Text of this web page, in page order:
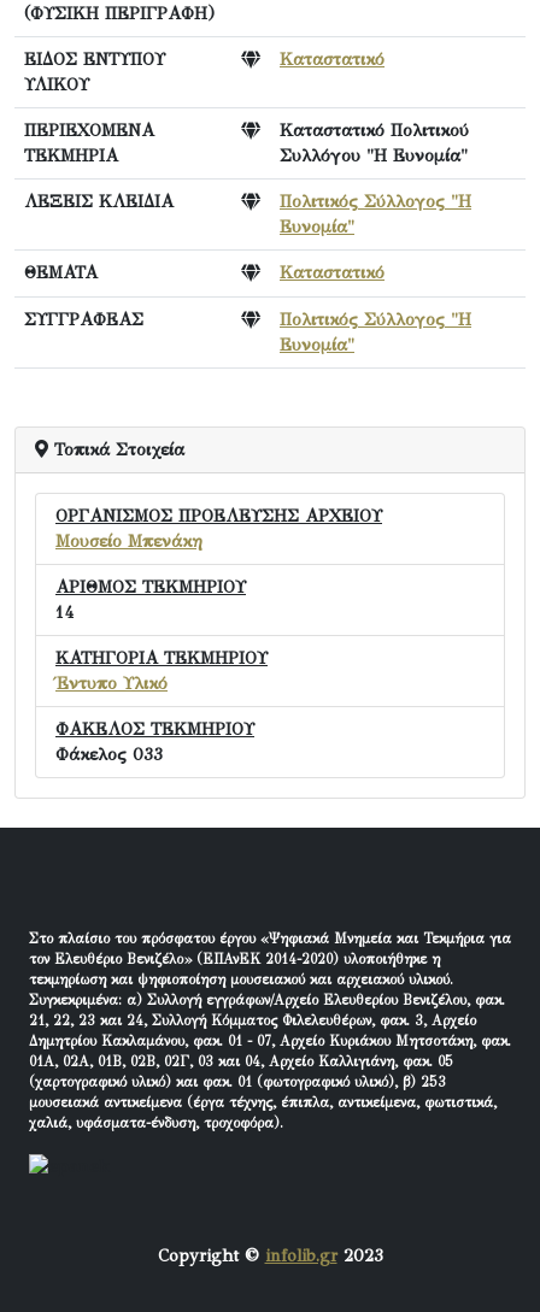
(ΦΥΣΙΚΗ ΠΕΡΙΓΡΑΦΗ)
ΕΙΔΟΣ ΕΝΤΥΠΟΥ
ΥΛΙΚΟΥ
Καταστατικό
ΠΕΡΙΕΧΟΜΕΝΑ
ΤΕΚΜΗΡΙΑ
Καταστατικό Πολιτικού
Συλλόγου "Η Ευνομία"
ΛΕΞΕΙΣ ΚΛΕΙΔΙΑ
Πολιτικός Σύλλογος "Η
Ευνομία"
ΘΕΜΑΤΑ Καταστατικό
ΣΥΓΓΡΑΦΕΑΣ
Πολιτικός Σύλλογος "Η
Ευνομία"
Τοπικά Στοιχεία
ΟΡΓΑΝΙΣΜΟΣ ΠΡΟΕΛΕΥΣΗΣ ΑΡΧΕΙΟΥ
Μουσείο Μπενάκη
ΑΡΙΘΜΟΣ ΤΕΚΜΗΡΙΟΥ
14
ΚΑΤΗΓΟΡΙΑ ΤΕΚΜΗΡΙΟΥ
Έντυπο Υλικό
ΦΑΚΕΛΟΣ ΤΕΚΜΗΡΙΟΥ
Φάκελος 033
Στο πλαίσιο του πρόσφατου έργου «Ψηφιακά Μνημεία και Τεκμήρια για
τον Ελευθέριο Βενιζέλο» (ΕΠΑνΕΚ 2014-2020) υλοποιήθηκε η
τεκμηρίωση και ψηφιοποίηση μουσειακού και αρχειακού υλικού.
Συγκεκριμένα: α) Συλλογή εγγράφων/Αρχείο Ελευθερίου Βενιζέλου, φακ.
21, 22, 23 και 24, Συλλογή Κόμματος Φιλελευθέρων, φακ. 3, Αρχείο
Δημητρίου Κακλαμάνου, φακ. 01 - 07, Αρχείο Κυριάκου Μητσοτάκη, φακ.
01Α, 02Α, 01Β, 02Β, 02Γ, 03 και 04, Αρχείο Καλλιγιάνη, φακ. 05
(χαρτογραφικό υλικό) και φακ. 01 (φωτογραφικό υλικό), β) 253
μουσειακά αντικείμενα (έργα τέχνης, έπιπλα, αντικείμενα, φωτιστικά,
χαλιά, υφάσματα-ένδυση, τροχοφόρα).
Copyright © infolib.gr2023